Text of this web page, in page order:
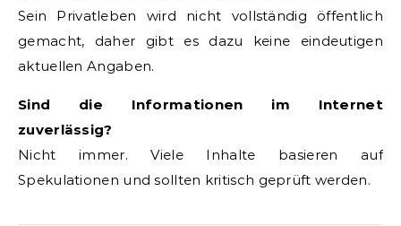
Sein Privatleben wird nicht vollständig öffentlich
gemacht, daher gibt es dazu keine eindeutigen
aktuellen Angaben.
Sind die Informationen im Internet
zuverlässig?
Nicht immer. Viele Inhalte basieren auf
Spekulationen und sollten kritisch geprüft werden.